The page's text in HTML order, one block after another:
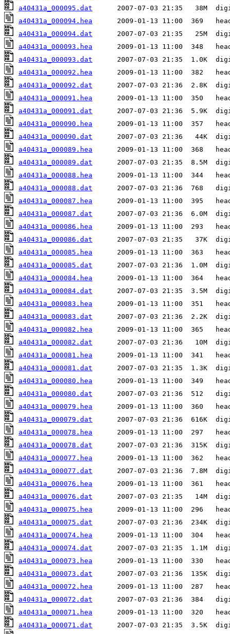
a40431a_000095.dat
a40431a_000094.hea
a40431a_000094.dat
a40431a_000093.hea
a40431a_000093.dat
a40431a_000092.hea
a40431a_000092.dat
a40431a_000091.hea
a40431a_000091.dat
a40431a_000090.hea
a40431a_000090.dat
a40431a_000089.hea
a40431a_000089.dat
a40431a_000088.hea
a40431a_000088.dat
a40431a_000087.hea
a40431a_000087.dat
a40431a_000086.hea
a40431a_000086.dat
a40431a_000085.hea
a40431a_000085.dat
a40431a_000084.hea
a40431a_000084.dat
a40431a_000083.hea
a40431a_000083.dat
a40431a_000082.hea
a40431a_000082.dat
a40431a_000081.hea
a40431a_000081.dat
a40431a_000080.hea
a40431a_000080.dat
a40431a_000079.hea
a40431a_000079.dat
a40431a_000078.hea
a40431a_000078.dat
a40431a_000077.hea
a40431a_000077.dat
a40431a_000076.hea
a40431a_000076.dat
a40431a_000075.hea
a40431a_000075.dat
a40431a_000074.hea
a40431a_000074.dat
a40431a_000073.hea
a40431a_000073.dat
a40431a_000072.hea
a40431a_000072.dat
a40431a_000071.hea
a40431a_000071.dat